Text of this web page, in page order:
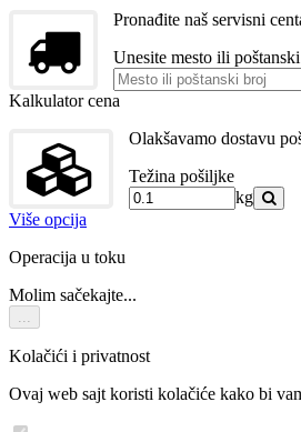
Pronađite naš servisni
Unesite mesto ili
Kalkulator cena
Olakšavamo dostavu
Težina pošiljke
kg
Više opcija
Operacija u toku
Molim sačekajte...
Kolačići i privatnost
Ovaj web sajt koristi kolačiće kako bi